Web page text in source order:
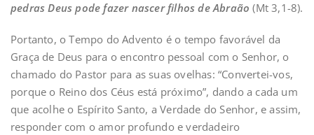
pedras Deus pode fazer nascer filhos de Abraão (Mt 3,1-8).
Portanto, o Tempo do Advento é o tempo favorável da
Graça de Deus para o encontro pessoal com o Senhor, o
chamado do Pastor para as suas ovelhas: “Convertei-vos,
porque o Reino dos Céus está próximo”, dando a cada um
que acolhe o Espírito Santo, a Verdade do Senhor, e assim,
responder com o amor profundo e verdadeiro